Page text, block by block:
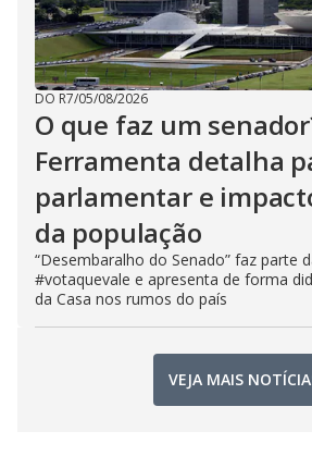
DO R7/05/08/2026
O que faz um
Ferramenta detalha
parlamentar e
da população
“Desembaralho do Senado” faz parte
#votaquevale e apresenta de forma
da Casa nos rumos do país
VEJA MAIS